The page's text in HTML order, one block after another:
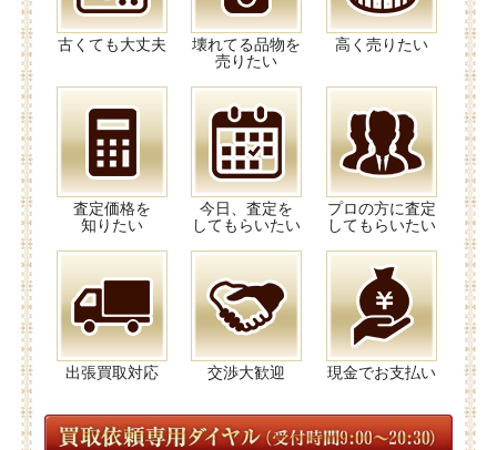
古くても大丈夫
壊れてる品物を
売りたい
高く売りたい
査定価格を
知りたい
今日、査定を
してもらいたい
プロの方に査定
してもらいたい
出張買取対応 交渉大歓迎 現金でお支払い